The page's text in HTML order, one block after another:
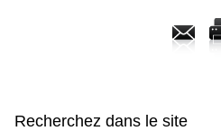
Recherchez dans le site